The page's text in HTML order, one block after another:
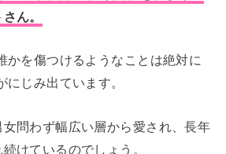
ん。
かを傷つけるようなことは絶対に
にじみ出ています。
問わず幅広い層から愛され、長年
けているのでしょう。